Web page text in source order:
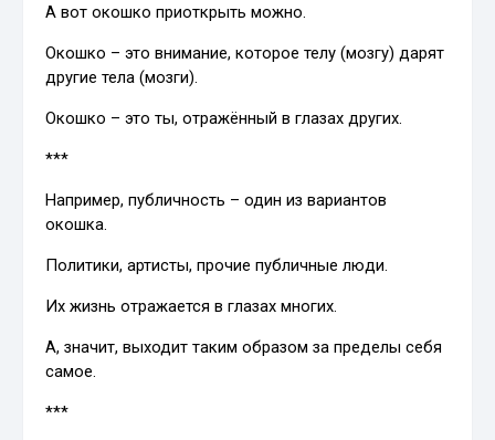
А вот окошко приоткрыть можно.
Окошко – это внимание, которое телу (мозгу) дарят
другие тела (мозги).
Окошко – это ты, отражённый в глазах других.
***
Например, публичность – один из вариантов
окошка.
Политики, артисты, прочие публичные люди.
Их жизнь отражается в глазах многих.
А, значит, выходит таким образом за пределы себя
самое.
***